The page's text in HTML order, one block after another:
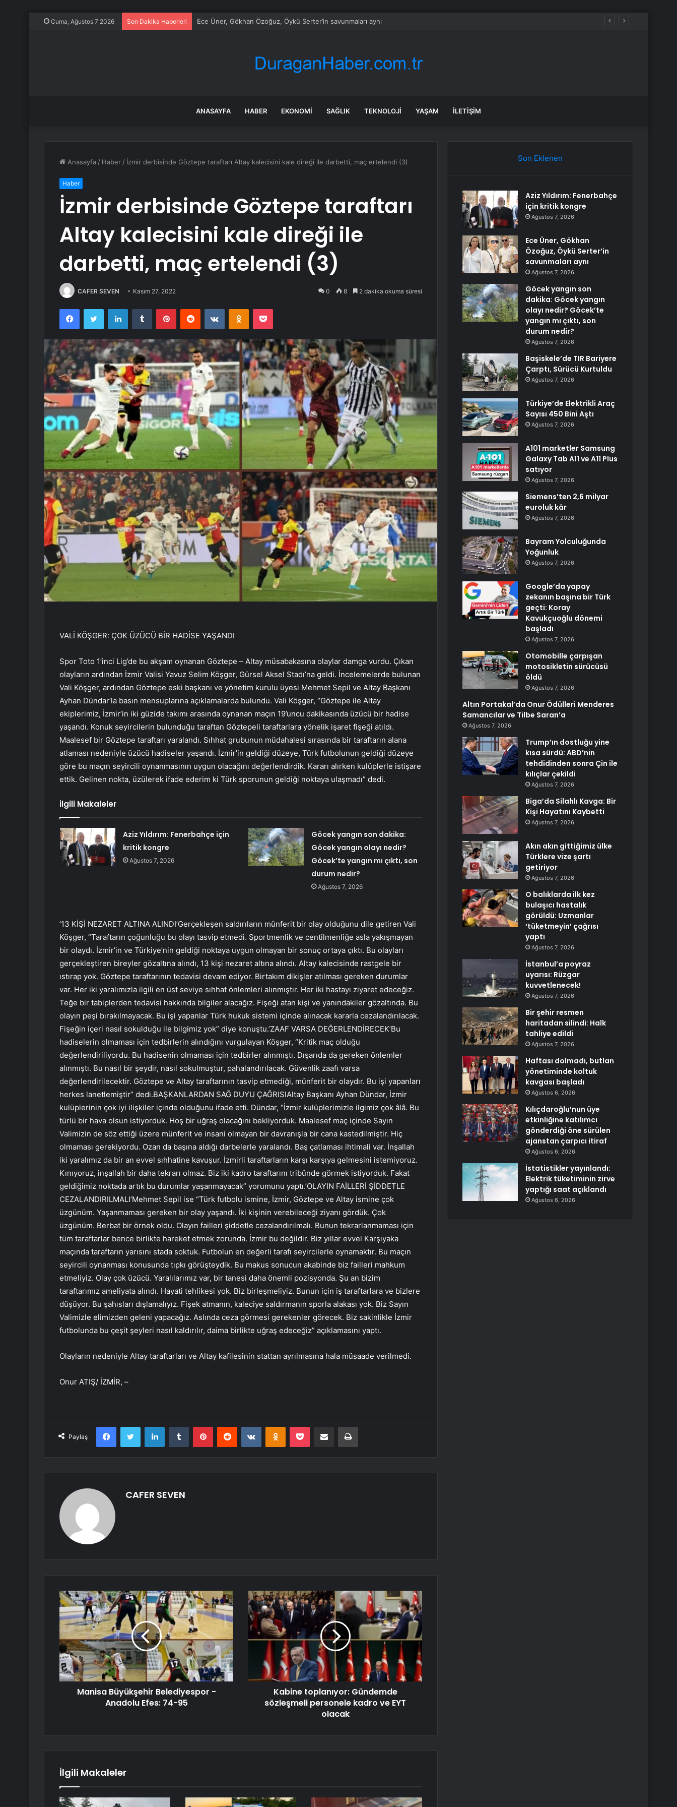
Cuma, Ağustos 7 2026 Son Dakika Haberleri Ece Üner, Gökhan Özoğuz, Öykü Serter’in savunmaları aynı
ANASAYFA HABER EKONOMI SAĞLIK TEKNOLOJI YAŞAM İLETIŞIM
Anasayfa / Haber / İzmir derbisinde Göztepe taraftarı Altay kalecisini kale direği ile darbetti, maç ertelendi (3)
Haber
İzmir derbisinde Göztepe taraftarı
Altay kalecisini kale direği ile
darbetti, maç ertelendi (3)
CAFER SEVEN Kasım 27, 2022 0 8 2 dakika okuma süresi
FacebookTwitter LinkedInTumblr PinterestReddit VKontakteOdnoklassniki
Pocket
VALİ KÖŞGER: ÇOK ÜZÜCÜ BİR HADİSE YAŞANDI
Spor Toto 1’inci Lig’de bu akşam oynanan Göztepe – Altay müsabakasına olaylar damga vurdu. Çıkan
olayların ardından İzmir Valisi Yavuz Selim Köşger, Gürsel Aksel Stadı’na geldi. İncelemelerde bulunan
Vali Köşger, ardından Göztepe eski başkanı ve yönetim kurulu üyesi Mehmet Sepil ve Altay Başkanı
Ayhan Dündar’la basın mensuplarına açıklamalarda bulundu. Vali Köşger, “Göztepe ile Altay
ekiplerimiz, İzmir’in iki güzide takımı arasında oynanan maçın 19’uncu dakikasında üzücü bir hadise
yaşandı. Konuk seyircilerin bulunduğu taraftan Göztepeli taraftarlara yönelik işaret fişeği atıldı.
Maalesef bir Göztepe taraftarı yaralandı. Sıhhat grubunun müdahalesi sırasında bir taraftarın alana
atlaması nedeniyle üzücü hadiseler yaşandı. İzmir’in geldiği düzeye, Türk futbolunun geldiği düzeye
göre bu maçın seyircili oynanmasının uygun olacağını değerlendirdik. Kararı alırken kulüplerle istişare
ettik. Gelinen nokta, üzülerek ifade ederim ki Türk sporunun geldiği noktaya ulaşmadı” dedi.
İlgili Makaleler
Aziz Yıldırım: Fenerbahçe için
kritik kongre
Ağustos 7, 2026
Göcek yangın son dakika:
Göcek yangın olayı nedir?
Göcek’te yangın mı çıktı, son
durum nedir?
Ağustos 7, 2026
’13 KİŞİ NEZARET ALTINA ALINDI’Gerçekleşen saldırıların münferit bir olay olduğunu dile getiren Vali
Köşger, “Taraftarın çoğunluğu bu olayı tasvip etmedi. Sportmenlik ve centilmenliğe asla yakışmayan
bir olaydı. İzmir’in ve Türkiye’nin geldiği noktaya uygun olmayan bir sonuç ortaya çıktı. Bu olayları
gerçekleştiren bireyler gözaltına alındı, 13 kişi nezaret altına alındı. Altay kalecisinde rastgele bir
ıstırap yok. Göztepe taraftarının tedavisi devam ediyor. Birtakım dikişler atılması gereken durumlar
var. Her iki yaralımızla ilgili en üst seviye sıhhat önlemleri alınmıştır. Her iki hastayı ziyaret edeceğiz.
Teğe bir tabiplerden tedavisi hakkında bilgiler alacağız. Fişeği atan kişi ve yanındakiler gözaltında. Bu
olayın peşi bırakılmayacak. Bu işi yapanlar Türk hukuk sistemi içinde alınacak kararla cezalandırılacak.
Fişeğin içeri nasıl sokulduğu ile bilgimiz yok” diye konuştu.’ZAAF VARSA DEĞERLENDİRECEK’Bu
hadiselerin olmaması için tedbirlerin alındığını vurgulayan Köşger, “Kritik maç olduğu
değerlendiriliyordu. Bu hadisenin olmaması için tedbirler alınmıştı. Dışarıda da gereken önlemler
alınmıştı. Bu nasıl bir şeydir, nasıl sokulmuştur, pahalandırılacak. Güvenlik zaafı varsa
değerlendirilecektir. Göztepe ve Altay taraftarının tasvip etmediği, münferit bir olaydır. Bu işi yapanları
herkes lanetlemiştir” dedi.BAŞKANLARDAN SAĞ DUYU ÇAĞRISIAltay Başkanı Ayhan Dündar, İzmir
kulüplerinin çok iyi ilişkiler içinde olduğunu ifade etti. Dündar, “İzmir kulüplerimizle ilgimiz çok âlâ. Bu
türlü bir hava olsun istiyorduk. Hoş bir uğraş olacağını bekliyorduk. Maalesef maç içinde Sayın
Valimizin de söz ettiği üzere münferit ve insani olmayan bir davranışla bir cana kastedilmiştir. Hiç
olmaması gerekiyordu. Ozan da başına aldığı darbelerle yaralandı. Baş çatlaması ihtimali var. İnşallah
iki yaralımız da bir an evvel sıhhatine kavuşur. İzmirli taraftarların karşı karşıya gelmesini istemiyoruz.
Kınıyoruz, inşallah bir daha tekrarı olmaz. Biz iki kadro taraftarını tribünde görmek istiyorduk. Fakat
geldiğimiz noktada artık bu durumlar yaşanmayacak” yorumunu yaptı.’OLAYIN FAİLLERİ ŞİDDETLE
CEZALANDIRILMALI’Mehmet Sepil ise “Türk futbolu ismine, İzmir, Göztepe ve Altay ismine çok
üzgünüm. Yaşanmaması gereken bir olay yaşandı. İki kişinin verebileceği ziyanı gördük. Çok
üzgünüm. Berbat bir örnek oldu. Olayın failleri şiddetle cezalandırılmalı. Bunun tekrarlanmaması için
tüm taraftarlar bence birlikte hareket etmek zorunda. İzmir bu değildir. Biz yıllar evvel Karşıyaka
maçında taraftarın yarısını stada soktuk. Futbolun en değerli tarafı seyircilerle oynamaktır. Bu maçın
seyircili oynanması konusunda tıpkı görüşteydik. Bu makus sonucun akabinde biz failleri mahkum
etmeliyiz. Olay çok üzücü. Yaralılarımız var, bir tanesi daha önemli pozisyonda. Şu an bizim
taraftarımız ameliyata alındı. Hayati tehlikesi yok. Biz birleşmeliyiz. Bunun için iş taraftarlara ve bizlere
düşüyor. Bu şahısları dışlamalıyız. Fişek atmanın, kaleciye saldırmanın sporla alakası yok. Biz Sayın
Valimizle elimizden geleni yapacağız. Aslında ceza görmesi gerekenler görecek. Biz sakinlikle İzmir
futbolunda bu çeşit şeyleri nasıl kaldırılır, daima birlikte uğraş edeceğiz” açıklamasını yaptı.
Olayların nedeniyle Altay taraftarları ve Altay kafilesinin stattan ayrılmasına hala müsaade verilmedi.
Onur ATIŞ/ İZMİR, –
Paylaş
FacebookTwitter LinkedInTumblr PinterestReddit VKontakteOdnoklassniki
Pocket E-Posta ile paylaş Yazdır
CAFER SEVEN
Manisa Büyükşehir Belediyespor -
Anadolu Efes: 74-95
Kabine toplanıyor: Gündemde
sözleşmeli personele kadro ve EYT
olacak
İlgili Makaleler
Son Eklenen
Aziz Yıldırım: Fenerbahçe
için kritik kongre
Ağustos 7, 2026
Ece Üner, Gökhan
Özoğuz, Öykü Serter’in
savunmaları aynı
Ağustos 7, 2026
Göcek yangın son
dakika: Göcek yangın
olayı nedir? Göcek’te
yangın mı çıktı, son
durum nedir?
Ağustos 7, 2026
Başiskele’de TIR Bariyere
Çarptı, Sürücü Kurtuldu
Ağustos 7, 2026
Türkiye’de Elektrikli Araç
Sayısı 450 Bini Aştı
Ağustos 7, 2026
A101 marketler Samsung
Galaxy Tab A11 ve A11 Plus
satıyor
Ağustos 7, 2026
Siemens’ten 2,6 milyar
euroluk kâr
Ağustos 7, 2026
Bayram Yolculuğunda
Yoğunluk
Ağustos 7, 2026
Google’da yapay
zekanın başına bir Türk
geçti: Koray
Kavukçuoğlu dönemi
başladı
Ağustos 7, 2026
Otomobille çarpışan
motosikletin sürücüsü
öldü
Ağustos 7, 2026
Altın Portakal’da Onur Ödülleri Menderes
Samancılar ve Tilbe Saran’a
Ağustos 7, 2026
Trump’ın dostluğu yine
kısa sürdü: ABD’nin
tehdidinden sonra Çin ile
kılıçlar çekildi
Ağustos 7, 2026
Biga’da Silahlı Kavga: Bir
Kişi Hayatını Kaybetti
Ağustos 7, 2026
Akın akın gittiğimiz ülke
Türklere vize şartı
getiriyor
Ağustos 7, 2026
O balıklarda ilk kez
bulaşıcı hastalık
görüldü: Uzmanlar
‘tüketmeyin’ çağrısı
yaptı
Ağustos 7, 2026
İstanbul’a poyraz
uyarısı: Rüzgar
kuvvetlenecek!
Ağustos 7, 2026
Bir şehir resmen
haritadan silindi: Halk
tahliye edildi
Ağustos 7, 2026
Haftası dolmadı, butlan
yönetiminde koltuk
kavgası başladı
Ağustos 6, 2026
Kılıçdaroğlu’nun üye
etkinliğine katılımcı
gönderdiği öne sürülen
ajanstan çarpıcı itiraf
Ağustos 6, 2026
İstatistikler yayınlandı:
Elektrik tüketiminin zirve
yaptığı saat açıklandı
Ağustos 6, 2026